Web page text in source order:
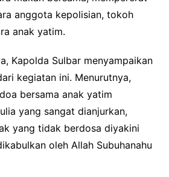
anggota kepolisian, tokoh
anak yatim.
Kapolda Sulbar menyampaikan
kegiatan ini. Menurutnya,
bersama anak yatim
yang sangat dianjurkan,
yang tidak berdosa diyakini
oleh Allah Subuhanahu